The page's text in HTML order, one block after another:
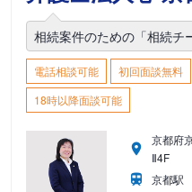
相続案件のための「相続チ
電話相談可能 初回面談無料
18時以降面談可能
京都府
Ⅱ4F
京都駅